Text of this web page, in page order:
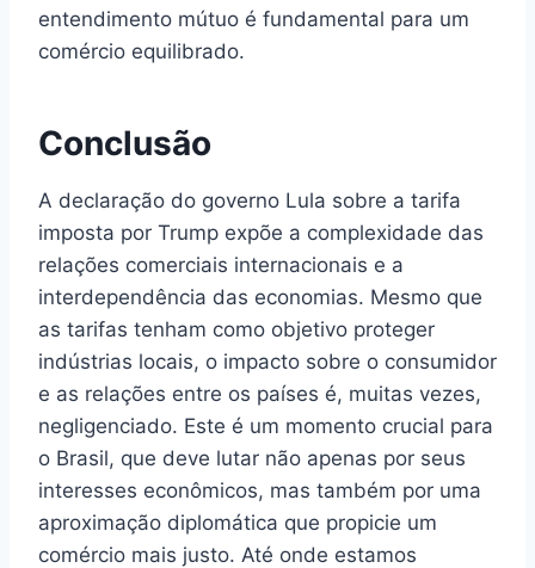
entendimento mútuo é fundamental para um
comércio equilibrado.
Conclusão
A declaração do governo Lula sobre a tarifa
imposta por Trump expõe a complexidade das
relações comerciais internacionais e a
interdependência das economias. Mesmo que
as tarifas tenham como objetivo proteger
indústrias locais, o impacto sobre o consumidor
e as relações entre os países é, muitas vezes,
negligenciado. Este é um momento crucial para
o Brasil, que deve lutar não apenas por seus
interesses econômicos, mas também por uma
aproximação diplomática que propicie um
comércio mais justo. Até onde estamos